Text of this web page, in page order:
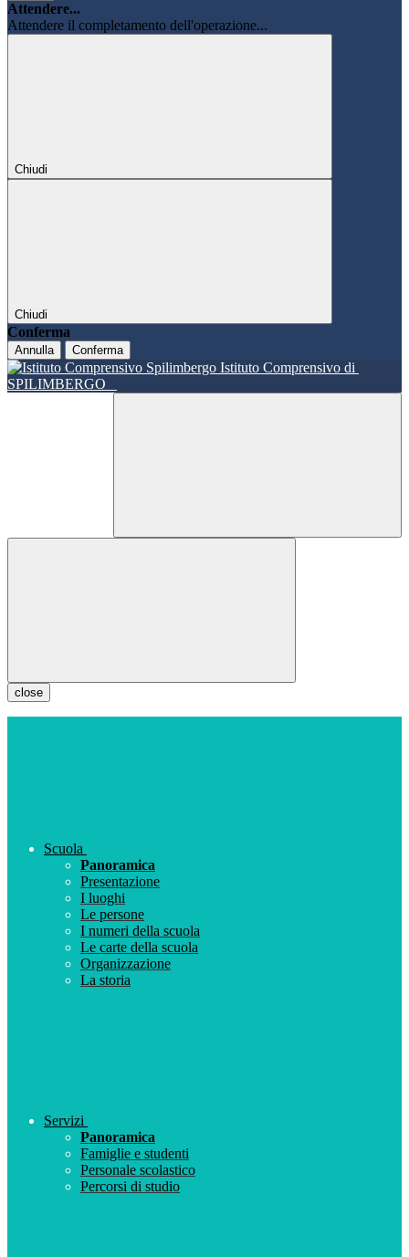
Attendere...
Attendere il completamento dell'operazione...
Chiudi
Chiudi
Conferma
Annulla Conferma
Istituto Comprensivo di
SPILIMBERGO
close
Scuola
Panoramica
Presentazione
I luoghi
Le persone
I numeri della scuola
Le carte della scuola
Organizzazione
La storia
Servizi
Panoramica
Famiglie e studenti
Personale scolastico
Percorsi di studio